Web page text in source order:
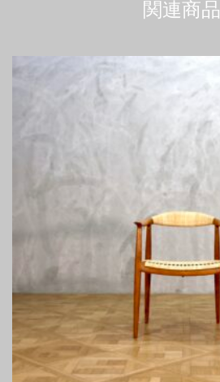
関連商品